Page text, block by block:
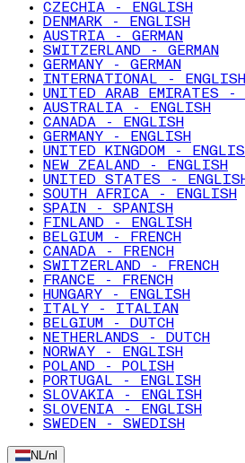
CZECHIA - ENGLISH
DENMARK - ENGLISH
AUSTRIA - GERMAN
SWITZERLAND - GERMAN
GERMANY - GERMAN
INTERNATIONAL - ENGLISH
UNITED ARAB EMIRATES -
AUSTRALIA - ENGLISH
CANADA - ENGLISH
GERMANY - ENGLISH
UNITED KINGDOM -
NEW ZEALAND - ENGLISH
UNITED STATES -
SOUTH AFRICA - ENGLISH
SPAIN - SPANISH
FINLAND - ENGLISH
BELGIUM - FRENCH
CANADA - FRENCH
SWITZERLAND - FRENCH
FRANCE - FRENCH
HUNGARY - ENGLISH
ITALY - ITALIAN
BELGIUM - DUTCH
NETHERLANDS - DUTCH
NORWAY - ENGLISH
POLAND - POLISH
PORTUGAL - ENGLISH
SLOVAKIA - ENGLISH
SLOVENIA - ENGLISH
SWEDEN - SWEDISH
NL/nl